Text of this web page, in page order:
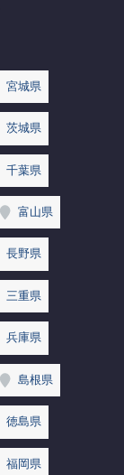
宮城県
茨城県
千葉県
富山県
長野県
三重県
兵庫県
島根県
徳島県
福岡県